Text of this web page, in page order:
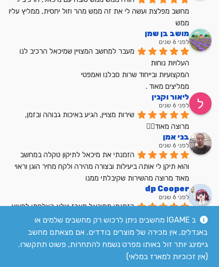
ממש
מושב בן שמן
לפני 6 שנים
מעבר למחשב המצויין שמיכאל הרכיב לנו
העלויות נוחות
המקצועיות ובייחוד שרות סבלנו ואמפטי
ממליצים מאוד .
ליאור וקנין
לפני 6 שנים
מרוצה מאוד👍🏼
בני אמן
לפני 6 שנים
מאוד מרוצה מהשירות שקיבלתי ממנו
dp Cooper
לפני 6 שנים
הזמנתי ממיכאל מארז שלא הצלחתי למצוא
בשום מקום אחר בארץ מחיר הוגן שירות מעולה
לקריאת כל הביקורות
ב IGAME מחשבים ניתן לרכוש רק מחשבים שלמים או
באנדלים, אין מכירה של מוצרים בודדים. אם מצאתם מחשב
גיימינג יותר זול באותו מפרט נשמח להתחרות, פשוט תתקשרו.
(אין זכוכיות למארז במלאי)